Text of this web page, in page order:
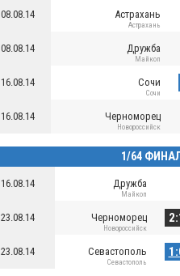
08.08.14 Астрахань
Астрахань
08.08.14 Дружба
Майкоп
16.08.14 Сочи
Сочи
16.08.14 Черноморец
Новороссийск
1/64
16.08.14 Дружба
Майкоп
23.08.14 Черноморец
Новороссийск
23.08.14 Севастополь
Севастополь